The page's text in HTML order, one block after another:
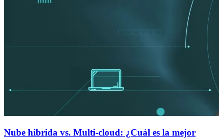
Nube híbrida vs. Multi-cloud: ¿Cuál es la mejor